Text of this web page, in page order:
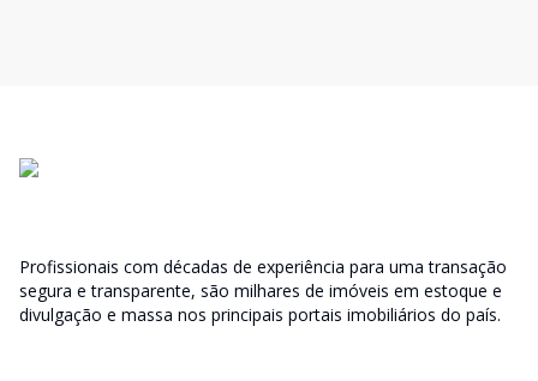
Profissionais com décadas de experiência para uma transação
segura e transparente, são milhares de imóveis em estoque e
divulgação e massa nos principais portais imobiliários do país.